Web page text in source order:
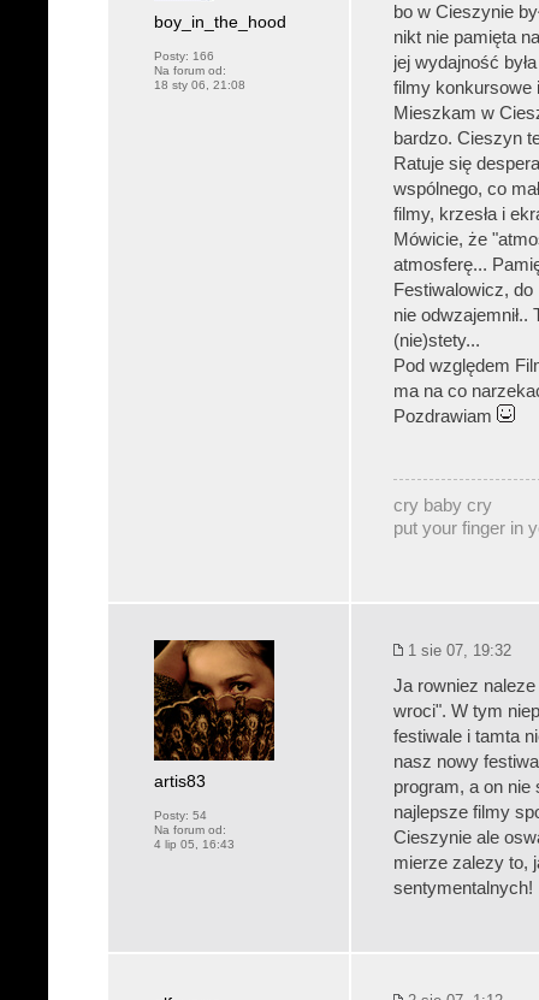
boy_in_the_hood
Posty: 166
Na forum od:
18 sty 06, 21:08
bo w Cieszynie
nikt nie pamięta
jej wydajność
filmy konkursowe
Mieszkam w
bardzo. Cieszyn
Ratuje się
wspólnego, co
filmy, krzesła i
Mówicie, że
atmosferę...
Festiwalowicz,
nie odwzajemnił..
(nie)stety...
Pod względem
ma na co
Pozdrawiam
cry baby cry
put your finger in
artis83
Posty: 54
Na forum od:
4 lip 05, 16:43
1 sie 07, 19:32
Ja rowniez
wroci". W tym
festiwale i tamta
nasz nowy
program, a on
najlepsze filmy
Cieszynie ale
mierze zalezy to,
sentymentalnych!